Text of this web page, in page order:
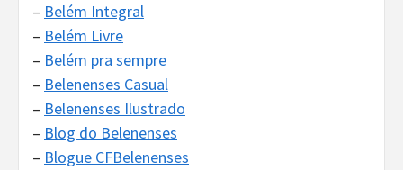
– Belém Integral
– Belém Livre
– Belém pra sempre
– Belenenses Casual
– Belenenses Ilustrado
– Blog do Belenenses
– Blogue CFBelenenses